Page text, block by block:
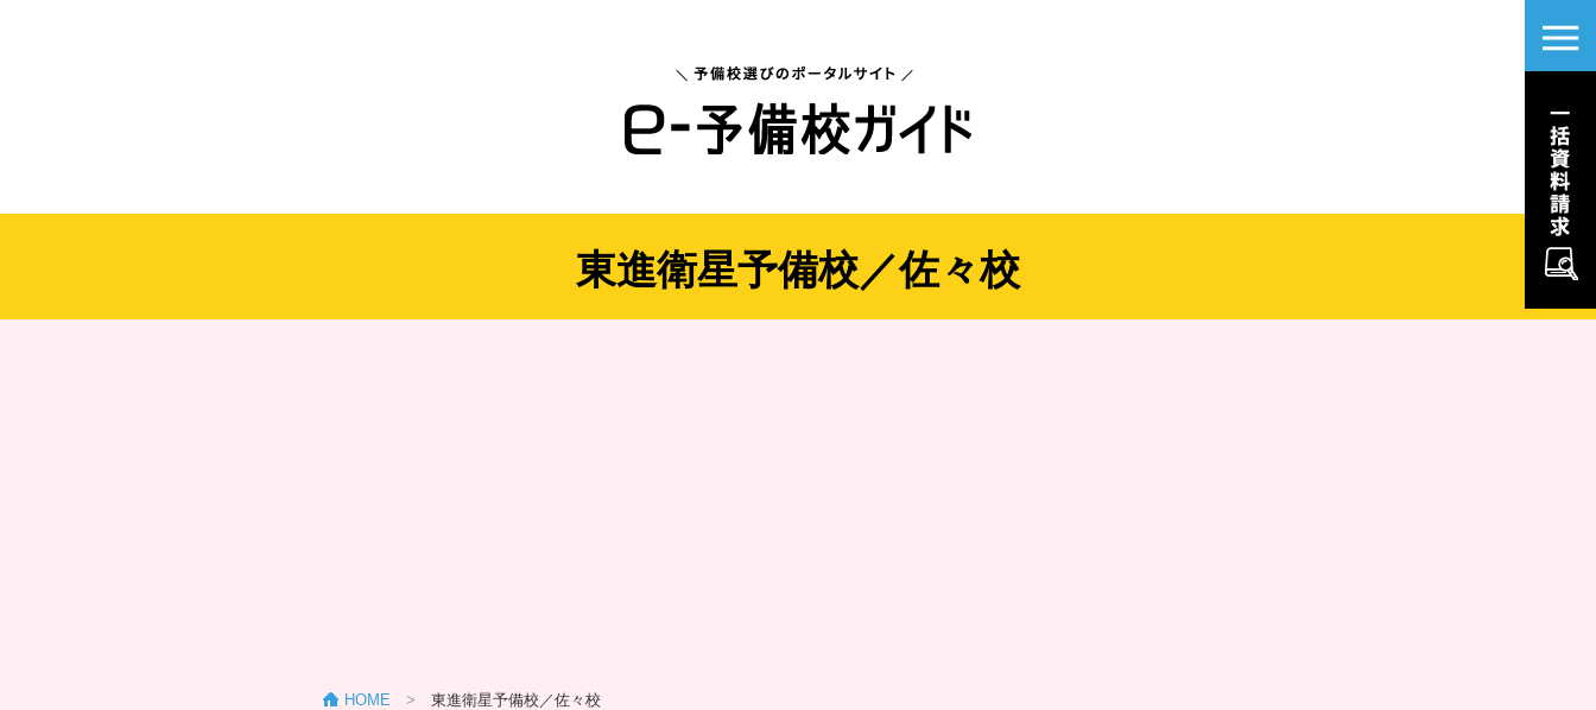
東進衛星予備校／佐々校
HOME > 東進衛星予備校／佐々校